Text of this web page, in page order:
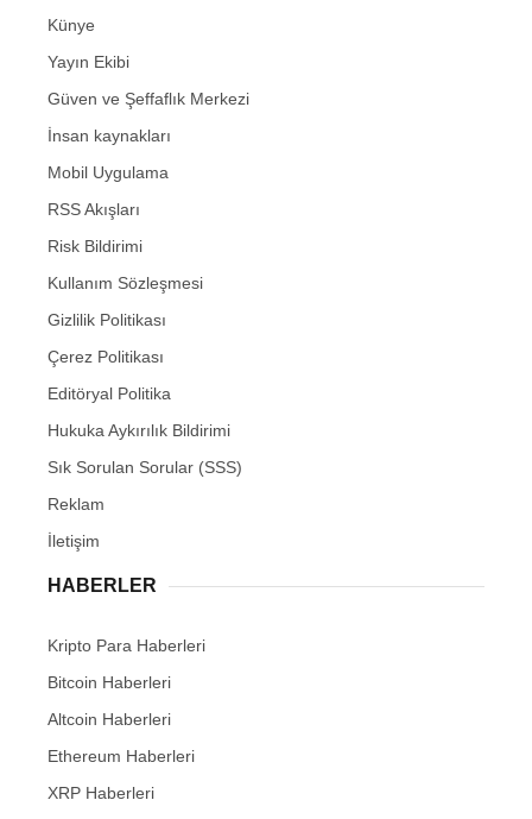
Künye
Yayın Ekibi
Güven ve Şeffaflık Merkezi
İnsan kaynakları
Mobil Uygulama
RSS Akışları
Risk Bildirimi
Kullanım Sözleşmesi
Gizlilik Politikası
Çerez Politikası
Editöryal Politika
Hukuka Aykırılık Bildirimi
Sık Sorulan Sorular (SSS)
Reklam
İletişim
HABERLER
Kripto Para Haberleri
Bitcoin Haberleri
Altcoin Haberleri
Ethereum Haberleri
XRP Haberleri